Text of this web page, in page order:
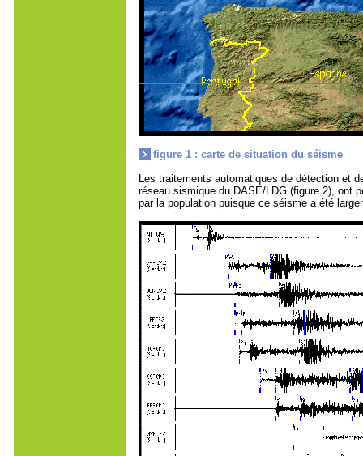
figure 1 : carte de situation du séisme
Les traitements automatiques de détection et
réseau sismique du DASE/LDG (figure 2), ont
par la population puisque ce séisme a été